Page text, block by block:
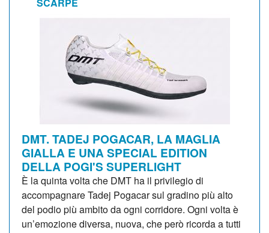
DMT. TADEJ POGACAR, LA MAGLIA
GIALLA E UNA SPECIAL EDITION
DELLA POGI'S SUPERLIGHT
È la quinta volta che DMT ha il privilegio di
accompagnare Tadej Pogacar sul gradino più alto
del podio più ambito da ogni corridore. Ogni volta è
un’emozione diversa, nuova, che però ricorda a tutti